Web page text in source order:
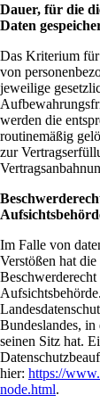
Dauer, für die
Daten
Das Kriterium
von
jeweilige
werden die
routinemäßig
zur
Im Falle von
Verstößen hat
Bundeslandes, in
seinen Sitz hat.
hier: https://
node.html.